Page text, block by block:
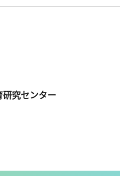
究センター